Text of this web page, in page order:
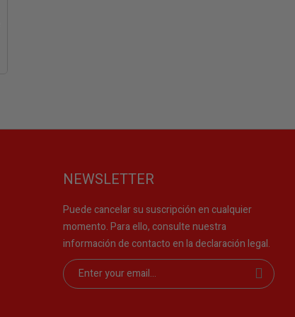
NEWSLETTER
Puede cancelar su suscripción en cualquier
momento. Para ello, consulte nuestra
información de contacto en la declaración legal.